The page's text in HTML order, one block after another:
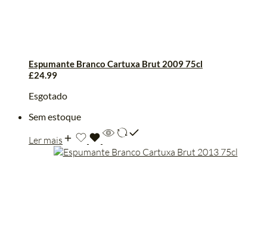
Espumante Branco Cartuxa Brut 2009 75cl
£24.99
Esgotado
Sem estoque
Ler mais